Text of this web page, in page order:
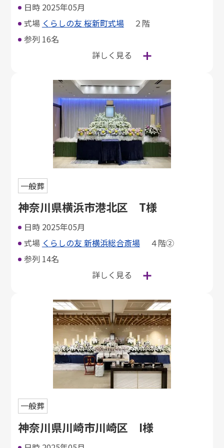
日時 2025年05月
式場 くらしの友 桜新町式場 ２階
参列 16名
詳しく見る
一般葬
神奈川県横浜市港北区 T様
日時 2025年05月
式場 くらしの友 新横浜総合斎場 ４階②
参列 14名
詳しく見る
一般葬
神奈川県川崎市川崎区 I様